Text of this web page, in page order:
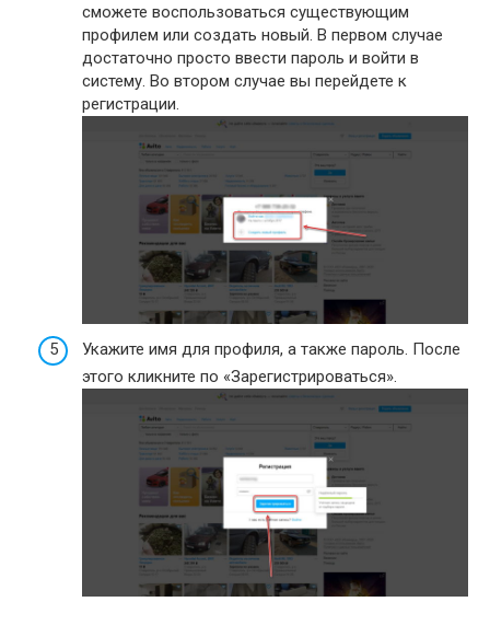
сможете воспользоваться существующим
профилем или создать новый. В первом случае
достаточно просто ввести пароль и войти в
систему. Во втором случае вы перейдете к
регистрации.
Укажите имя для профиля, а также пароль. После
этого кликните по «Зарегистрироваться».